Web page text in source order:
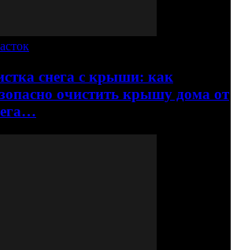
снега с крыши: как
очистить крышу дома от